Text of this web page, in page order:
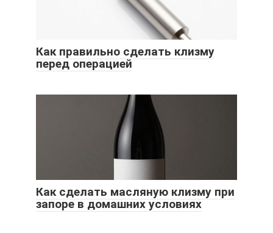
Как правильно сделать клизму
перед операцией
Как сделать масляную клизму при
запоре в домашних условиях